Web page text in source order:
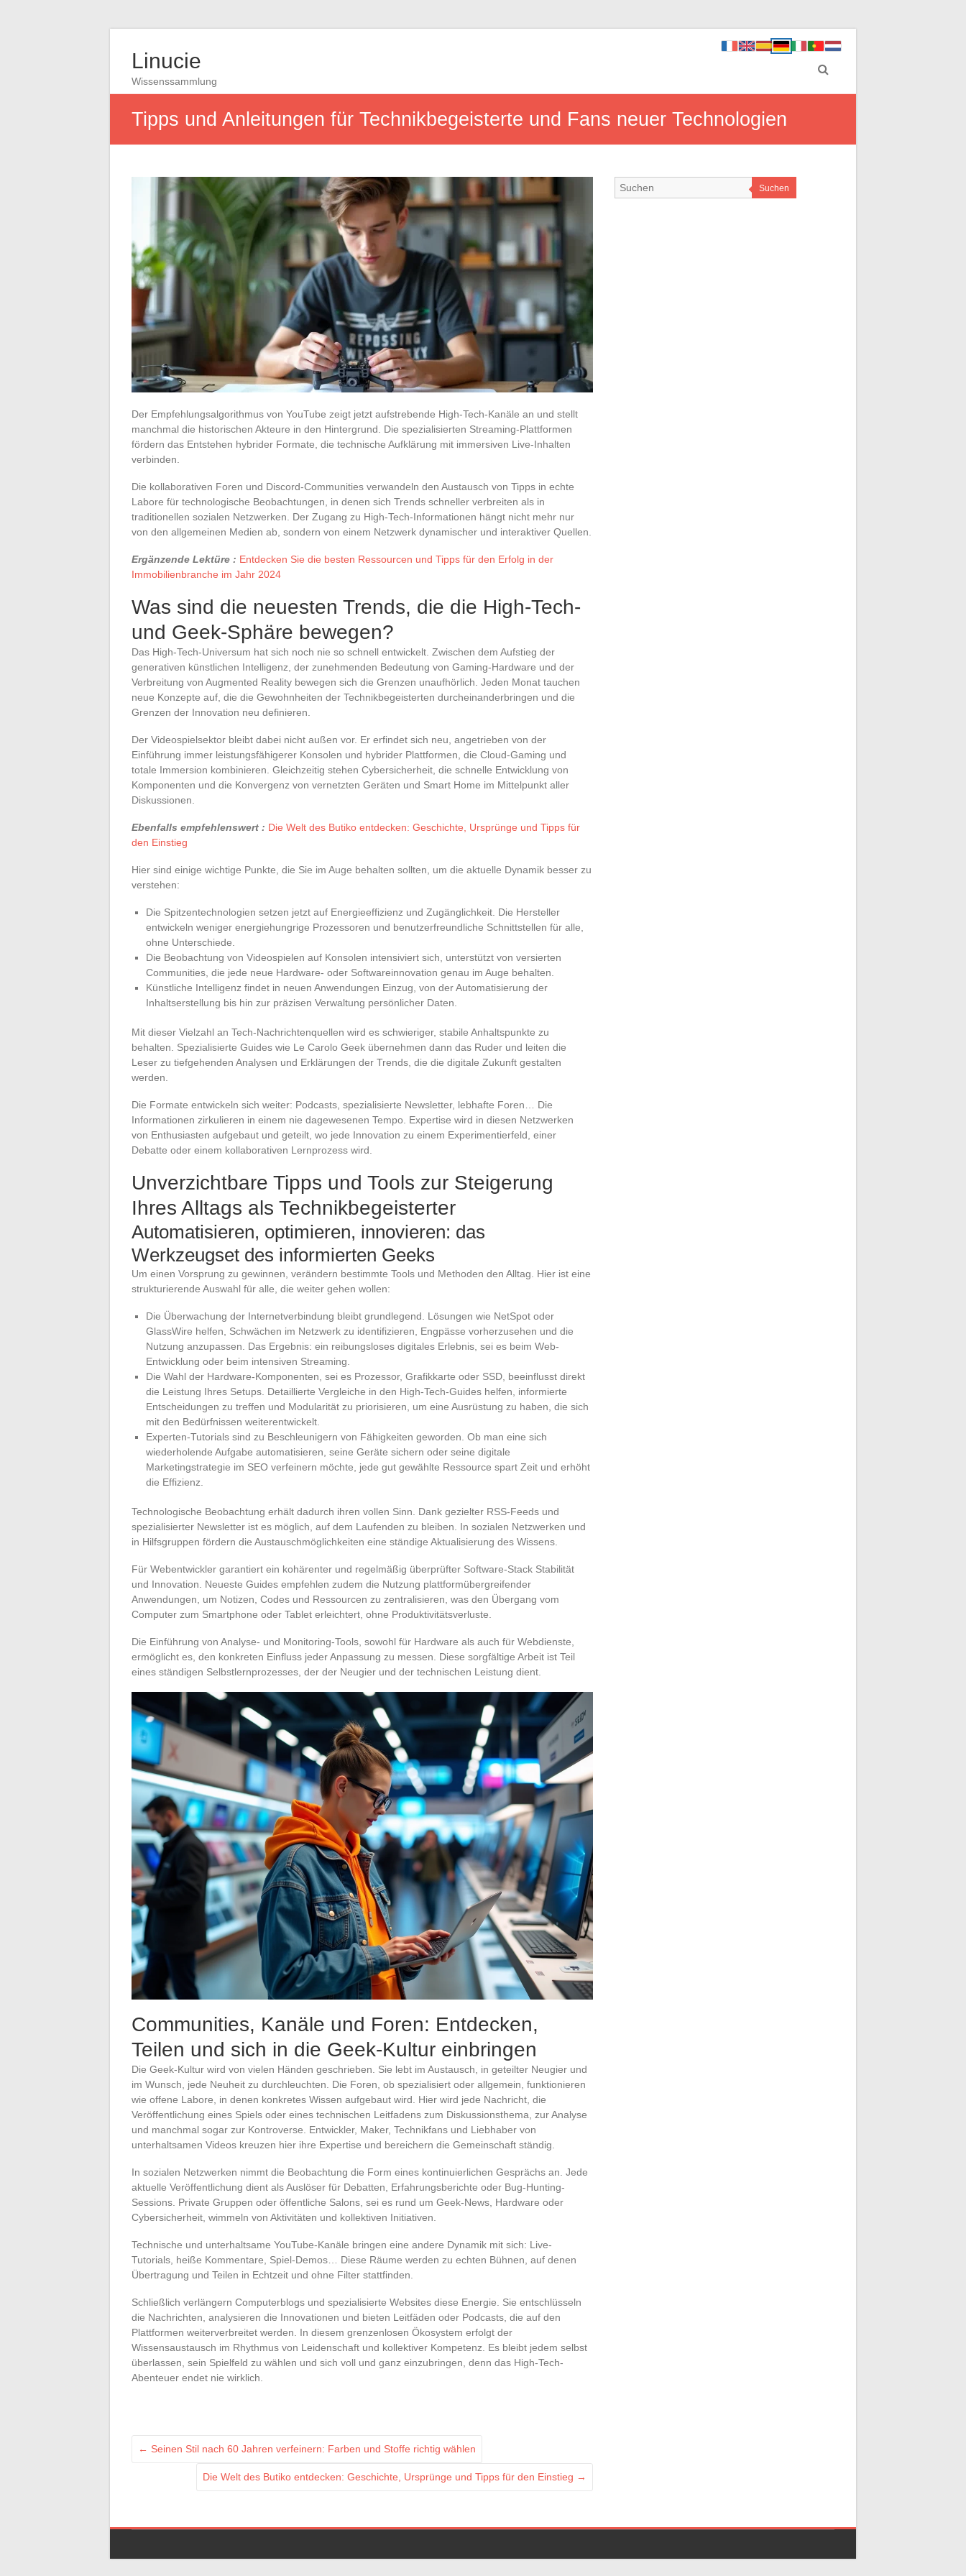
Linucie
Wissenssammlung
Tipps und Anleitungen für Technikbegeisterte und Fans neuer Technologien
Der Empfehlungsalgorithmus von YouTube zeigt jetzt aufstrebende High-Tech-Kanäle an und stellt
manchmal die historischen Akteure in den Hintergrund. Die spezialisierten Streaming-Plattformen
fördern das Entstehen hybrider Formate, die technische Aufklärung mit immersiven Live-Inhalten
verbinden.
Die kollaborativen Foren und Discord-Communities verwandeln den Austausch von Tipps in echte
Labore für technologische Beobachtungen, in denen sich Trends schneller verbreiten als in
traditionellen sozialen Netzwerken. Der Zugang zu High-Tech-Informationen hängt nicht mehr nur
von den allgemeinen Medien ab, sondern von einem Netzwerk dynamischer und interaktiver Quellen.
Ergänzende Lektüre : Entdecken Sie die besten Ressourcen und Tipps für den Erfolg in der
Immobilienbranche im Jahr 2024
Was sind die neuesten Trends, die die High-Tech-
und Geek-Sphäre bewegen?
Das High-Tech-Universum hat sich noch nie so schnell entwickelt. Zwischen dem Aufstieg der
generativen künstlichen Intelligenz, der zunehmenden Bedeutung von Gaming-Hardware und der
Verbreitung von Augmented Reality bewegen sich die Grenzen unaufhörlich. Jeden Monat tauchen
neue Konzepte auf, die die Gewohnheiten der Technikbegeisterten durcheinanderbringen und die
Grenzen der Innovation neu definieren.
Der Videospielsektor bleibt dabei nicht außen vor. Er erfindet sich neu, angetrieben von der
Einführung immer leistungsfähigerer Konsolen und hybrider Plattformen, die Cloud-Gaming und
totale Immersion kombinieren. Gleichzeitig stehen Cybersicherheit, die schnelle Entwicklung von
Komponenten und die Konvergenz von vernetzten Geräten und Smart Home im Mittelpunkt aller
Diskussionen.
Ebenfalls empfehlenswert : Die Welt des Butiko entdecken: Geschichte, Ursprünge und Tipps für
den Einstieg
Hier sind einige wichtige Punkte, die Sie im Auge behalten sollten, um die aktuelle Dynamik besser zu
verstehen:
Die Spitzentechnologien setzen jetzt auf Energieeffizienz und Zugänglichkeit. Die Hersteller
entwickeln weniger energiehungrige Prozessoren und benutzerfreundliche Schnittstellen für alle,
ohne Unterschiede.
Die Beobachtung von Videospielen auf Konsolen intensiviert sich, unterstützt von versierten
Communities, die jede neue Hardware- oder Softwareinnovation genau im Auge behalten.
Künstliche Intelligenz findet in neuen Anwendungen Einzug, von der Automatisierung der
Inhaltserstellung bis hin zur präzisen Verwaltung persönlicher Daten.
Mit dieser Vielzahl an Tech-Nachrichtenquellen wird es schwieriger, stabile Anhaltspunkte zu
behalten. Spezialisierte Guides wie Le Carolo Geek übernehmen dann das Ruder und leiten die
Leser zu tiefgehenden Analysen und Erklärungen der Trends, die die digitale Zukunft gestalten
werden.
Die Formate entwickeln sich weiter: Podcasts, spezialisierte Newsletter, lebhafte Foren… Die
Informationen zirkulieren in einem nie dagewesenen Tempo. Expertise wird in diesen Netzwerken
von Enthusiasten aufgebaut und geteilt, wo jede Innovation zu einem Experimentierfeld, einer
Debatte oder einem kollaborativen Lernprozess wird.
Unverzichtbare Tipps und Tools zur Steigerung
Ihres Alltags als Technikbegeisterter
Automatisieren, optimieren, innovieren: das
Werkzeugset des informierten Geeks
Um einen Vorsprung zu gewinnen, verändern bestimmte Tools und Methoden den Alltag. Hier ist eine
strukturierende Auswahl für alle, die weiter gehen wollen:
Die Überwachung der Internetverbindung bleibt grundlegend. Lösungen wie NetSpot oder
GlassWire helfen, Schwächen im Netzwerk zu identifizieren, Engpässe vorherzusehen und die
Nutzung anzupassen. Das Ergebnis: ein reibungsloses digitales Erlebnis, sei es beim Web-
Entwicklung oder beim intensiven Streaming.
Die Wahl der Hardware-Komponenten, sei es Prozessor, Grafikkarte oder SSD, beeinflusst direkt
die Leistung Ihres Setups. Detaillierte Vergleiche in den High-Tech-Guides helfen, informierte
Entscheidungen zu treffen und Modularität zu priorisieren, um eine Ausrüstung zu haben, die sich
mit den Bedürfnissen weiterentwickelt.
Experten-Tutorials sind zu Beschleunigern von Fähigkeiten geworden. Ob man eine sich
wiederholende Aufgabe automatisieren, seine Geräte sichern oder seine digitale
Marketingstrategie im SEO verfeinern möchte, jede gut gewählte Ressource spart Zeit und erhöht
die Effizienz.
Technologische Beobachtung erhält dadurch ihren vollen Sinn. Dank gezielter RSS-Feeds und
spezialisierter Newsletter ist es möglich, auf dem Laufenden zu bleiben. In sozialen Netzwerken und
in Hilfsgruppen fördern die Austauschmöglichkeiten eine ständige Aktualisierung des Wissens.
Für Webentwickler garantiert ein kohärenter und regelmäßig überprüfter Software-Stack Stabilität
und Innovation. Neueste Guides empfehlen zudem die Nutzung plattformübergreifender
Anwendungen, um Notizen, Codes und Ressourcen zu zentralisieren, was den Übergang vom
Computer zum Smartphone oder Tablet erleichtert, ohne Produktivitätsverluste.
Die Einführung von Analyse- und Monitoring-Tools, sowohl für Hardware als auch für Webdienste,
ermöglicht es, den konkreten Einfluss jeder Anpassung zu messen. Diese sorgfältige Arbeit ist Teil
eines ständigen Selbstlernprozesses, der der Neugier und der technischen Leistung dient.
Communities, Kanäle und Foren: Entdecken,
Teilen und sich in die Geek-Kultur einbringen
Die Geek-Kultur wird von vielen Händen geschrieben. Sie lebt im Austausch, in geteilter Neugier und
im Wunsch, jede Neuheit zu durchleuchten. Die Foren, ob spezialisiert oder allgemein, funktionieren
wie offene Labore, in denen konkretes Wissen aufgebaut wird. Hier wird jede Nachricht, die
Veröffentlichung eines Spiels oder eines technischen Leitfadens zum Diskussionsthema, zur Analyse
und manchmal sogar zur Kontroverse. Entwickler, Maker, Technikfans und Liebhaber von
unterhaltsamen Videos kreuzen hier ihre Expertise und bereichern die Gemeinschaft ständig.
In sozialen Netzwerken nimmt die Beobachtung die Form eines kontinuierlichen Gesprächs an. Jede
aktuelle Veröffentlichung dient als Auslöser für Debatten, Erfahrungsberichte oder Bug-Hunting-
Sessions. Private Gruppen oder öffentliche Salons, sei es rund um Geek-News, Hardware oder
Cybersicherheit, wimmeln von Aktivitäten und kollektiven Initiativen.
Technische und unterhaltsame YouTube-Kanäle bringen eine andere Dynamik mit sich: Live-
Tutorials, heiße Kommentare, Spiel-Demos… Diese Räume werden zu echten Bühnen, auf denen
Übertragung und Teilen in Echtzeit und ohne Filter stattfinden.
Schließlich verlängern Computerblogs und spezialisierte Websites diese Energie. Sie entschlüsseln
die Nachrichten, analysieren die Innovationen und bieten Leitfäden oder Podcasts, die auf den
Plattformen weiterverbreitet werden. In diesem grenzenlosen Ökosystem erfolgt der
Wissensaustausch im Rhythmus von Leidenschaft und kollektiver Kompetenz. Es bleibt jedem selbst
überlassen, sein Spielfeld zu wählen und sich voll und ganz einzubringen, denn das High-Tech-
Abenteuer endet nie wirklich.
← Seinen Stil nach 60 Jahren verfeinern: Farben und Stoffe richtig wählen
Die Welt des Butiko entdecken: Geschichte, Ursprünge und Tipps für den Einstieg →
Suchen